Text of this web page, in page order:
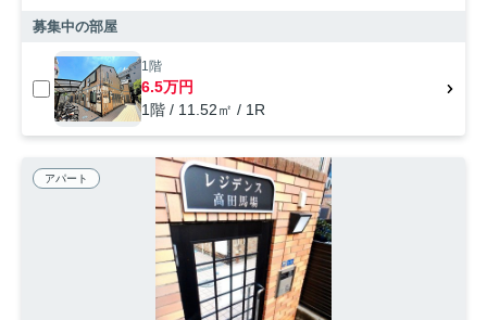
募集中の部屋
1階
6.5万円
1階 / 11.52㎡ / 1R
アパート